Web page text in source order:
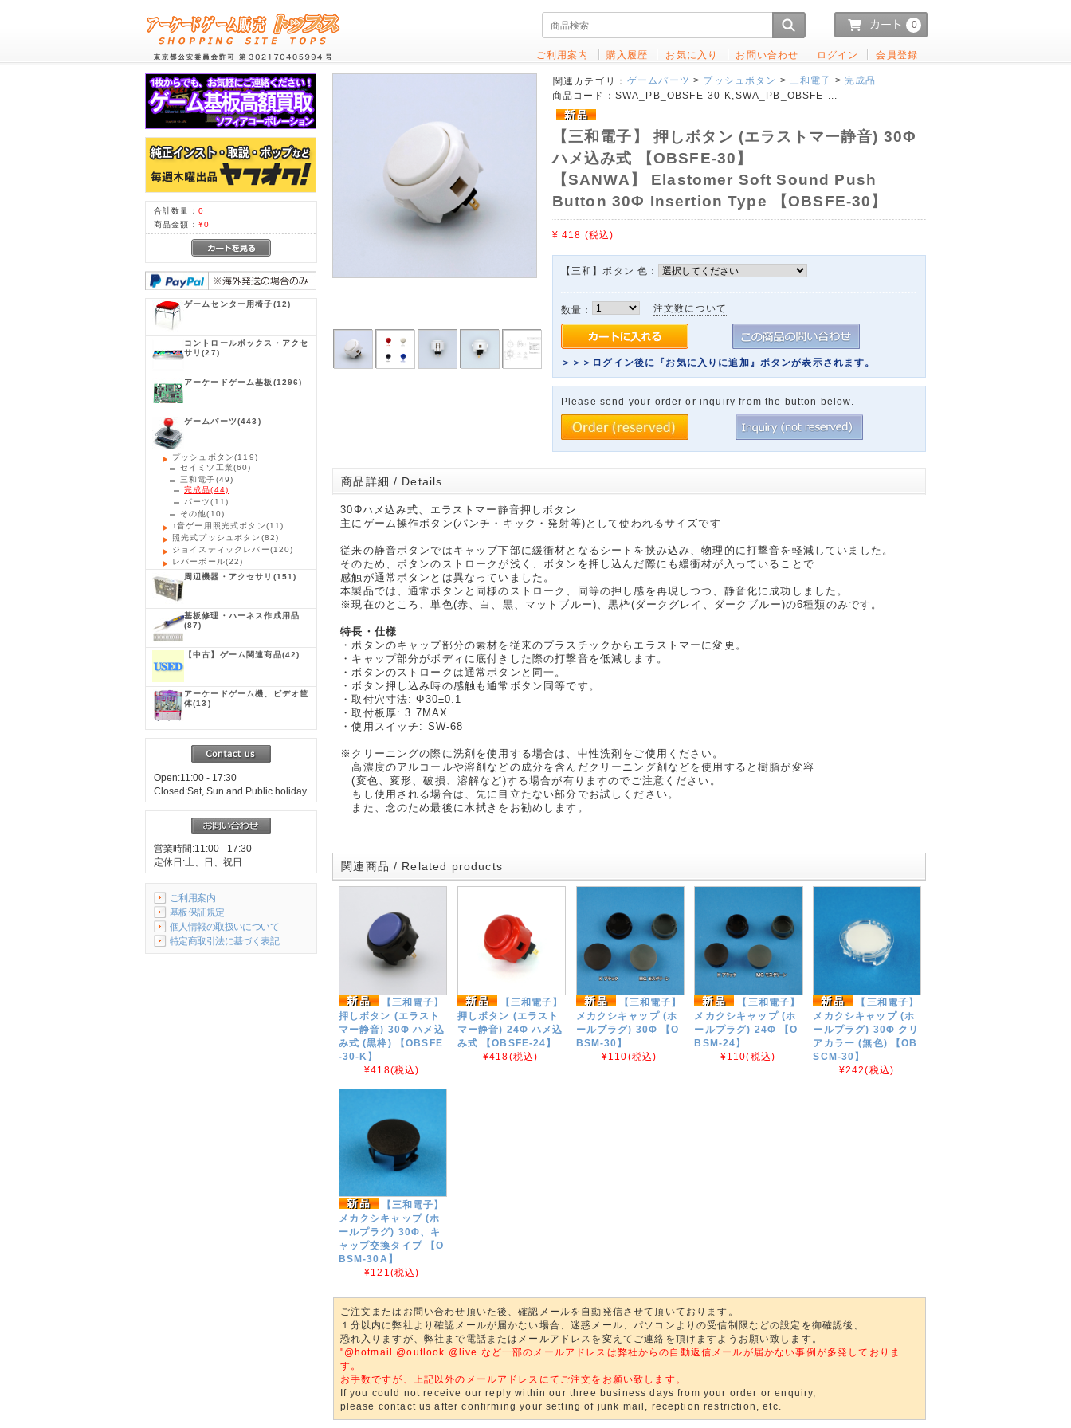
0
ご利用案内 購入履歴 お気に入り お問い合わせ ログイン 会員登録
合計数量： 0
商品金額： ¥0
ゲームセンター用椅子(12)
コントロールボックス・アクセ
サリ(27)
アーケードゲーム基板 (1296)
ゲームパーツ(443)
プッシュボタン(119)
セイミツ工業(60)
三和電子(49)
完成品(44)
パーツ(11)
その他(10)
♪音ゲー用照光式ボタン(11)
照光式プッシュボタン (82)
ジョイスティックレバー(120)
レバーボール(22)
周辺機器・アクセサリ (151)
基板修理・ハーネス作成用品
(87)
【中古】ゲーム関連商品(42)
アーケードゲーム機、ビデオ筐
体(13)
Open:11:00 - 17:30
Closed:Sat, Sun and Public holiday
営業時間:11:00 - 17:30
定休日:土、日、祝日
ご利用案内
基板保証規定
個人情報の取扱いについて
特定商取引法に基づく表記
関連カテゴリ： ゲームパーツ > プッシュボタン > 三和電子 >完成品
商品コード： SWA_PB_OBSFE-30-K,SWA_PB_OBSFE-...
【三和電子】 押しボタン (エラストマー静音) 30Φ
ハメ込み式 【OBSFE-30】
【SANWA】 Elastomer Soft Sound Push
Button 30Φ Insertion Type 【OBSFE-30】
¥ 418 (税込)
【三和】ボタン 色：
数量： 注文数について
＞＞＞ログイン後に『お気に入りに追加』ボタンが表示されます。
Please send your order or inquiry from the button below.
商品詳細 / Details
30Φハメ込み式、エラストマー静音押しボタン
主にゲーム操作ボタン(パンチ・キック・発射等)として使われるサイズです
従来の静音ボタンではキャップ下部に緩衝材となるシートを挟み込み、物理的に打撃音を軽減していました。
そのため、ボタンのストロークが浅く、ボタンを押し込んだ際にも緩衝材が入っていることで
感触が通常ボタンとは異なっていました。
本製品では、通常ボタンと同様のストローク、同等の押し感を再現しつつ、静音化に成功しました。
※現在のところ、単色(赤、白、黒、マットブルー)、黒枠(ダークグレイ、ダークブルー)の6種類のみです。
特長・仕様
・ボタンのキャップ部分の素材を従来のプラスチックからエラストマーに変更。
・キャップ部分がボディに底付きした際の打撃音を低減します。
・ボタンのストロークは通常ボタンと同一。
・ボタン押し込み時の感触も通常ボタン同等です。
・取付穴寸法: Φ30±0.1
・取付板厚: 3.7MAX
・使用スイッチ: SW-68
※クリーニングの際に洗剤を使用する場合は、中性洗剤をご使用ください。
高濃度のアルコールや溶剤などの成分を含んだクリーニング剤などを使用すると樹脂が変容
(変色、変形、破損、溶解など)する場合が有りますのでご注意ください。
もし使用される場合は、先に目立たない部分でお試しください。
また、念のため最後に水拭きをお勧めします。
関連商品 / Related products
【三和電子】
押しボタン (エラスト
マー静音) 30Φ ハメ込
み式 (黒枠) 【OBSFE
-30-K】
¥418(税込)
【三和電子】
押しボタン (エラスト
マー静音) 24Φ ハメ込
み式 【OBSFE-24】
¥418(税込)
【三和電子】
メカクシキャップ (ホ
ールプラグ) 30Φ 【O
BSM-30】
¥110(税込)
【三和電子】
メカクシキャップ (ホ
ールプラグ) 24Φ 【O
BSM-24】
¥110(税込)
【三和電子】
メカクシキャップ (ホ
ールプラグ) 30Φ クリ
アカラー (無色) 【OB
SCM-30】
¥242(税込)
【三和電子】
メカクシキャップ (ホ
ールプラグ) 30Φ、キ
ャップ交換タイプ 【O
BSM-30A】
¥121 (税込)
ご注文またはお問い合わせ頂いた後、確認メールを自動発信させて頂いております。
１分以内に弊社より確認メールが届かない場合、迷惑メール、パソコンよりの受信制限などの設定を御確認後、
恐れ入りますが、弊社まで電話またはメールアドレスを変えてご連絡を頂けますようお願い致します。
"@hotmail @outlook @live など一部のメールアドレスは弊社からの自動返信メールが届かない事例が多発しておりま
す。
お手数ですが、上記以外のメールアドレスにてご注文をお願い致します。
If you could not receive our reply within our three business days from your order or enquiry,
please contact us after confirming your setting of junk mail, reception restriction, etc.